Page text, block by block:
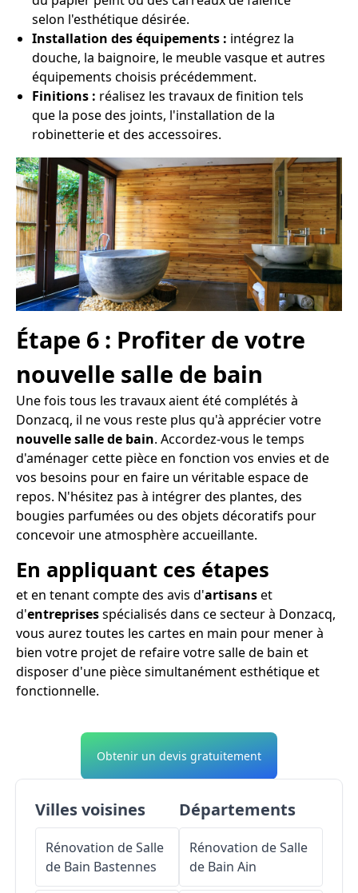
selon l'esthétique désirée.
Installation des équipements : intégrez la
douche, la baignoire, le meuble vasque et autres
équipements choisis précédemment.
Finitions : réalisez les travaux de finition tels
que la pose des joints, l'installation de la
robinetterie et des accessoires.
Étape 6 : Profiter de votre
nouvelle salle de bain
Une fois tous les travaux aient été complétés à
Donzacq, il ne vous reste plus qu'à apprécier votre
nouvelle salle de bain. Accordez-vous le temps
d'aménager cette pièce en fonction vos envies et de
vos besoins pour en faire un véritable espace de
repos. N'hésitez pas à intégrer des plantes, des
bougies parfumées ou des objets décoratifs pour
concevoir une atmosphère accueillante.
En appliquant ces étapes
et en tenant compte des avis d'artisanset
d'entreprisesspécialisés dans ce secteur à Donzacq,
vous aurez toutes les cartes en main pour mener à
bien votre projet de refaire votre salle de bain et
disposer d'une pièce simultanément esthétique et
fonctionnelle.
Obtenir un devis gratuitement
Villes voisines
Rénovation de Salle
de Bain Bastennes
Départements
Rénovation de Salle
de Bain Ain